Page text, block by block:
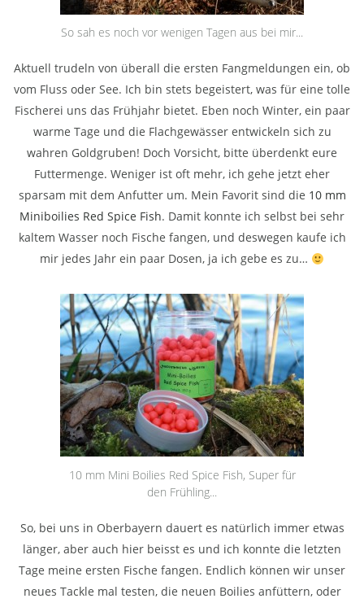
So sah es noch vor wenigen Tagen aus bei mir...
Aktuell trudeln von überall die ersten Fangmeldungen ein, ob
vom Fluss oder See. Ich bin stets begeistert, was für eine tolle
Fischerei uns das Frühjahr bietet. Eben noch Winter, ein paar
warme Tage und die Flachgewässer entwickeln sich zu
wahren Goldgruben! Doch Vorsicht, bitte überdenkt eure
Futtermenge. Weniger ist oft mehr, ich gehe jetzt eher
sparsam mit dem Anfutter um. Mein Favorit sind die 10 mm
Miniboilies Red Spice Fish. Damit konnte ich selbst bei sehr
kaltem Wasser noch Fische fangen, und deswegen kaufe ich
mir jedes Jahr ein paar Dosen, ja ich gebe es zu…
10 mm Mini Boilies Red Spice Fish, Super für
den Frühling...
So, bei uns in Oberbayern dauert es natürlich immer etwas
länger, aber auch hier beisst es und ich konnte die letzten
Tage meine ersten Fische fangen. Endlich können wir unser
neues Tackle mal testen, die neuen Boilies anfüttern, oder